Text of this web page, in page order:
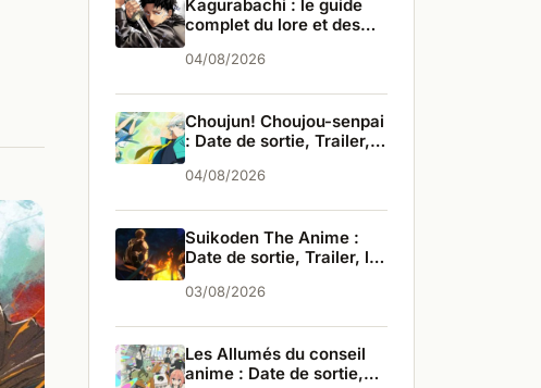
Kagurabachi : le guide
complet du lore et des
04/08/2026
Choujun! Choujou-senpai
: Date de sortie, Trailer,
04/08/2026
Suikoden The Anime :
Date de sortie, Trailer, les
03/08/2026
Les Allumés du conseil
anime : Date de sortie,